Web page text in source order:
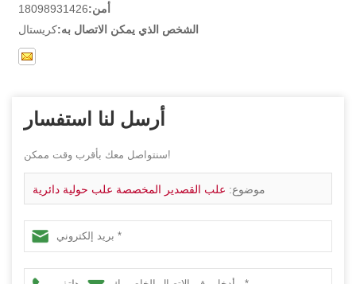
أمن:18098931426
الشخص الذي يمكن الاتصال به:كريستال
أرسل لنا استفسار
سنتواصل معك بأقرب وقت ممكن!
موضوع: علب القصدير المخصصة علب حولية دائرية